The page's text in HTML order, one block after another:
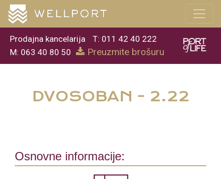
Prodajna kancelarija
T: 011 42 40 222
M: 063 40 80 50
Preuzmite brošuru
DVOSOBAN - 2.22
Osnovne informacije: